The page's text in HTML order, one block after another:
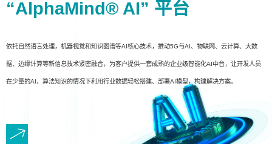
“AlphaMind® AI” 平台
依托自然语言处理，机器视觉和知识图谱等AI核心技术，推动5G与AI、物联网、云计算、大数
据、边缘计算等新信息技术紧密融合，为客户提供一套成熟的企业级智能化AI中台，让开发人员
在少量的AI、算法知识的情况下利用行业数据轻松搭建、部署AI模型，构建解决方案。